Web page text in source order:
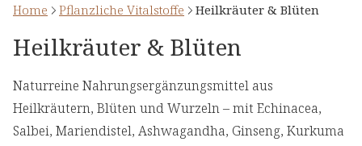
Home Pflanzliche Vitalstoffe Heilkräuter & Blüten
Heilkräuter & Blüten
Naturreine Nahrungsergänzungsmittel aus
Heilkräutern, Blüten und Wurzeln – mit Echinacea,
Salbei, Mariendistel, Ashwagandha, Ginseng, Kurkuma